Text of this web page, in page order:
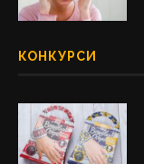
КОНКУРСИ